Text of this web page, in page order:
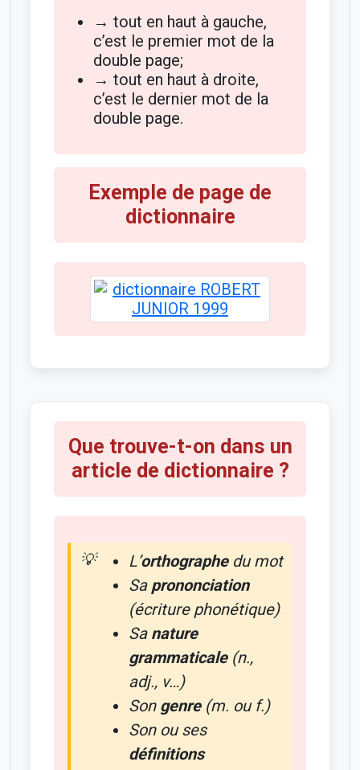
→ tout en haut à gauche,
c’est le premier mot de la
double page;
→ tout en haut à droite,
c’est le dernier mot de la
double page.
Exemple de page de
dictionnaire
Que trouve-t-on dans un
article de dictionnaire ?
L’orthographedu mot
Sa prononciation
(écriture phonétique)
Sa nature
grammaticale(n.,
adj., v…)
Son genre(m. ou f.)
Son ou ses
définitions